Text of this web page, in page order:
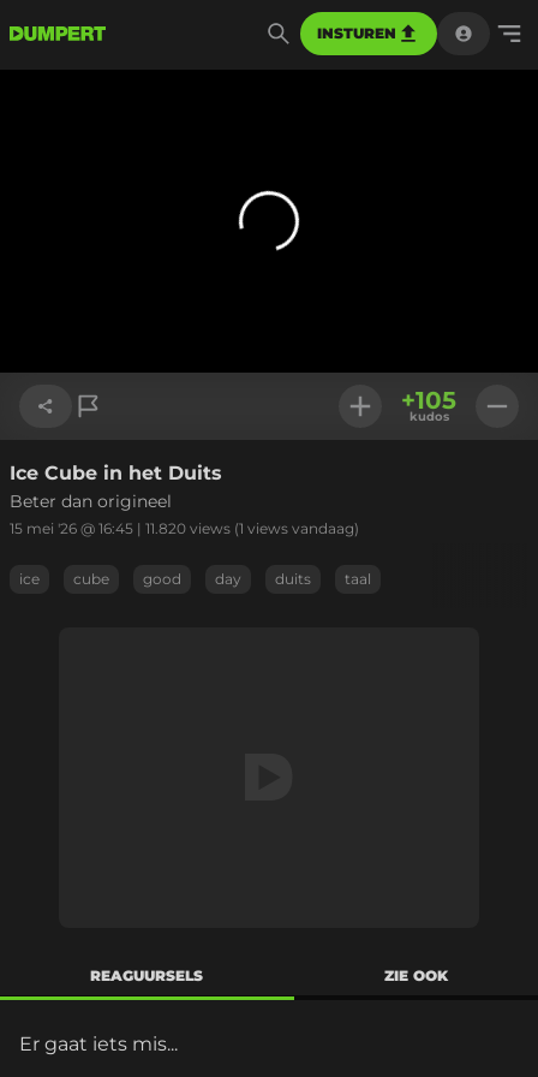
INSTUREN
Link kopiëren
+105
kudos
Ice Cube in het Duits
Beter dan origineel
15 mei '26 @ 16:45 | 11.820 views (1 views vandaag)
ice cube good day duits taal
REAGUURSELS ZIE OOK
Er gaat iets mis...